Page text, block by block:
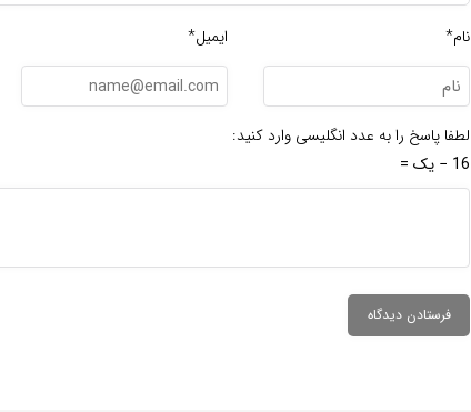
نام* ایمیل*
لطفا پاسخ را به عدد انگلیسی وارد کنید:
16 − یک =